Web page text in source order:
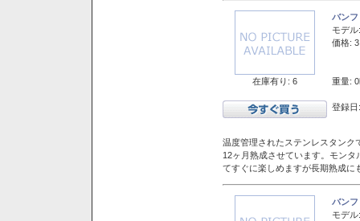
在庫有り: 6
バン
モデル:
価格:
重量:
登録
温度管理されたステンレスタンク
12ヶ月熟成させています。モン
てすぐに楽しめますが長期熟成に
バン
モデル: